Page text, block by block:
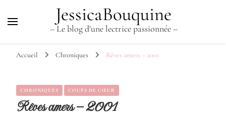
JessicaBouquine
– Le blog d'une lectrice passionnée –
Accueil Chroniques Rêves amers – 2001
CHRONIQUES COUPS DE CŒUR
Rêves amers – 2001